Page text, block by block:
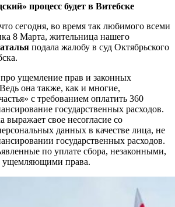
процесс будет в Витебске
сегодня, во время так любимого всеми
8 Марта, жительница нашего
подала жалобу в суд Октябрьского
ущемление прав и законных
она также, как и многие,
с требованием оплатить 360
государственных расходов.
выражает свое несогласие со
данных в качестве лица, не
государственных расходов.
по уплате сбора, незаконными,
ущемляющими права.